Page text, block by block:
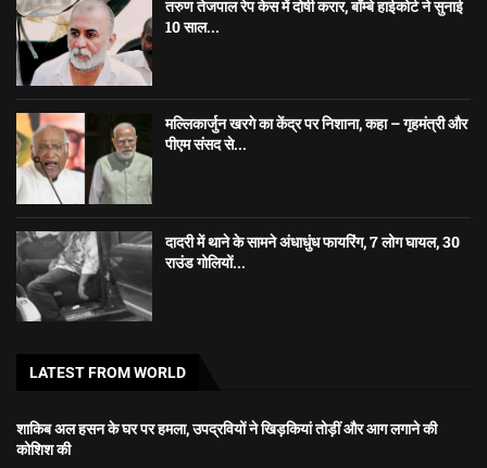
तरुण तेजपाल रेप केस में दोषी करार, बॉम्बे हाईकोर्ट ने सुनाई
10 साल...
मल्लिकार्जुन खरगे का केंद्र पर निशाना, कहा – गृहमंत्री और
पीएम संसद से...
दादरी में थाने के सामने अंधाधुंध फायरिंग, 7 लोग घायल, 30
राउंड गोलियों...
LATEST FROM WORLD
शाकिब अल हसन के घर पर हमला, उपद्रवियों ने खिड़कियां तोड़ीं और आग लगाने की
कोशिश की